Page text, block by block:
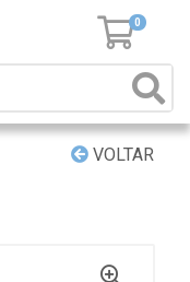
0
VOLTAR